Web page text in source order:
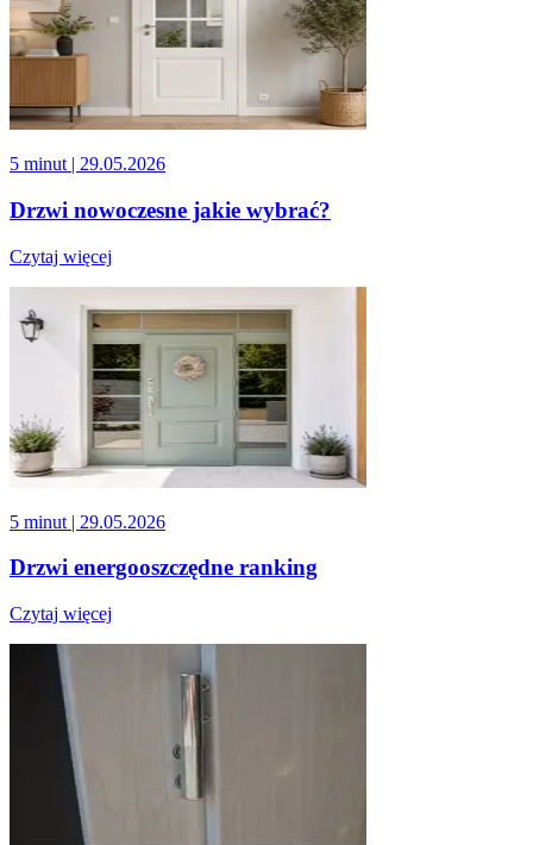
5 minut | 29.05.2026
Drzwi nowoczesne jakie wybrać?
Czytaj więcej
5 minut | 29.05.2026
Drzwi energooszczędne ranking
Czytaj więcej